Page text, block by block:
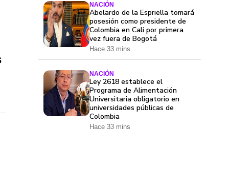
NACIÓN
Abelardo de la Espriella tomará
posesión como presidente de
Colombia en Cali por primera
vez fuera de Bogotá
Hace 33 mins
NACIÓN
Ley 2618 establece el
Programa de Alimentación
Universitaria obligatorio en
universidades públicas de
Colombia
Hace 33 mins